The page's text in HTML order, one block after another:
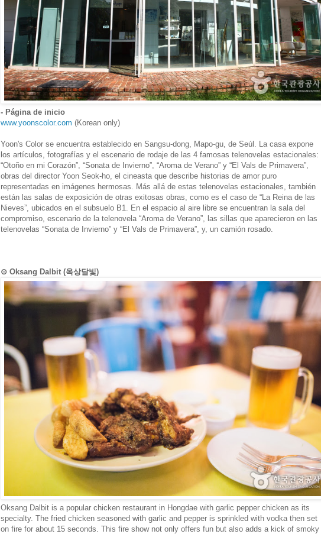
- Página de inicio
www.yoonscolor.com (Korean only)
Yoon's Color se encuentra establecido en Sangsu-dong, Mapo-gu, de Seúl. La casa expone
los artículos, fotografías y el escenario de rodaje de las 4 famosas telenovelas estacionales:
“Otoño en mi Corazón”, “Sonata de Invierno”, “Aroma de Verano” y “El Vals de Primavera”,
obras del director Yoon Seok-ho, el cineasta que describe historias de amor puro
representadas en imágenes hermosas. Más allá de estas telenovelas estacionales, también
están las salas de exposición de otras exitosas obras, como es el caso de “La Reina de las
Nieves”, ubicados en el subsuelo B1. En el espacio al aire libre se encuentran la sala del
compromiso, escenario de la telenovela “Aroma de Verano”, las sillas que aparecieron en las
telenovelas “Sonata de Invierno” y “El Vals de Primavera”, y, un camión rosado.
⊙ Oksang Dalbit (옥상달빛)
Oksang Dalbit is a popular chicken restaurant in Hongdae with garlic pepper chicken as its
specialty. The fried chicken seasoned with garlic and pepper is sprinkled with vodka then set
on fire for about 15 seconds. This fire show not only offers fun but also adds a kick of smoky